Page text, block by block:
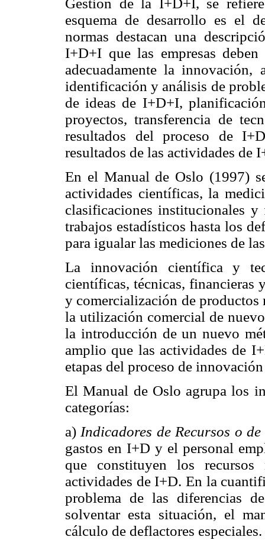
esquema de desarrollo es el
normas destacan una
I+D+I que las empresas
adecuadamente la
identificación y análisis de
de ideas de I+D+I,
proyectos, transferencia de
resultados del proceso de
resultados de las actividades de
En el Manual de Oslo (1997)
actividades científicas, la
clasificaciones institucionales
trabajos estadísticos hasta los
para igualar las mediciones de
La innovación científica y
científicas, técnicas, financieras
y comercialización de productos
la utilización comercial de
la introducción de un nuevo
amplio que las actividades de
etapas del proceso de
El Manual de Oslo agrupa los
categorías:
a) Indicadores de Recursos o
gastos en I+D y el personal
que constituyen los
actividades de I+D. En la
problema de las diferencias
solventar esta situación, el
cálculo de deflactores especiales.